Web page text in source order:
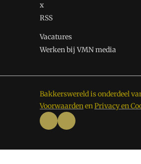
x
RSS
Vacatures
Werken bij VMN media
Bakkerswereld is onderdeel
VoorwaardenenPrivacy en